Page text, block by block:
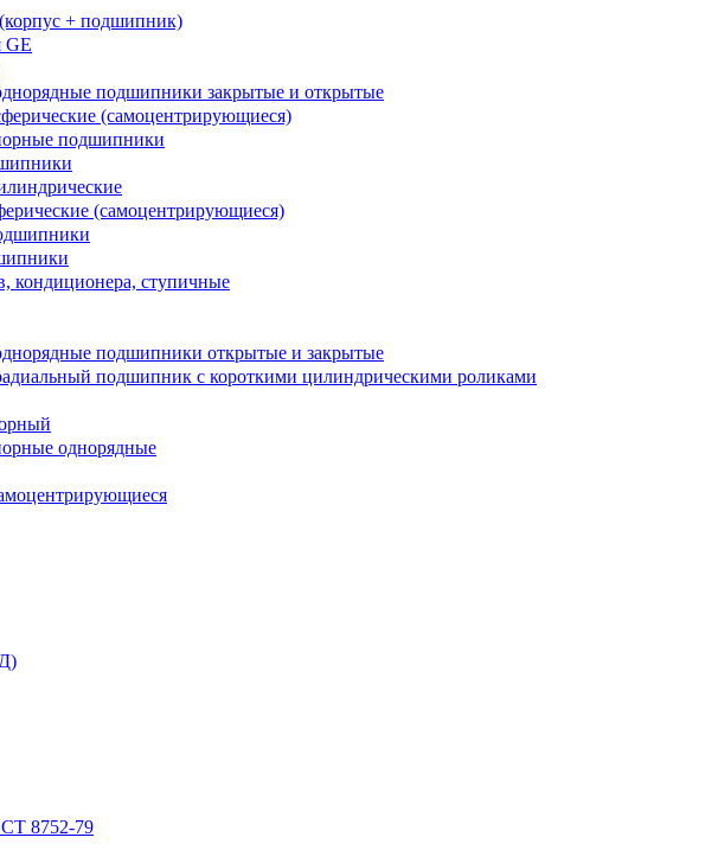
+ подшипник)
GE
подшипники закрытые и открытые
(самоцентрирующиеся)
подшипники
(самоцентрирующиеся)
кондиционера, ступичные
подшипники открытые и закрытые
подшипник с короткими цилиндрическими роликами
однорядные
8752-79